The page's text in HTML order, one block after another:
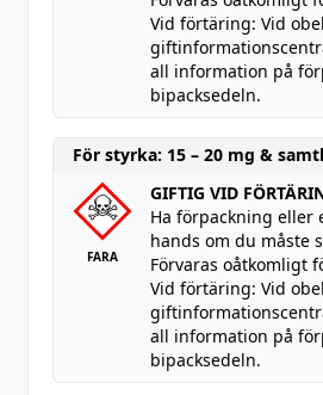
Vid förtäring: Vid
all information på
bipacksedeln.
För styrka: 15 – 20 mg &
FARA
GIFTIG VID
Ha förpackning eller
hands om du måste
Förvaras oåtkomligt
Vid förtäring: Vid
all information på
bipacksedeln.